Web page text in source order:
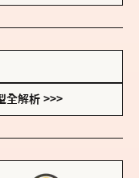
全解析 >>>